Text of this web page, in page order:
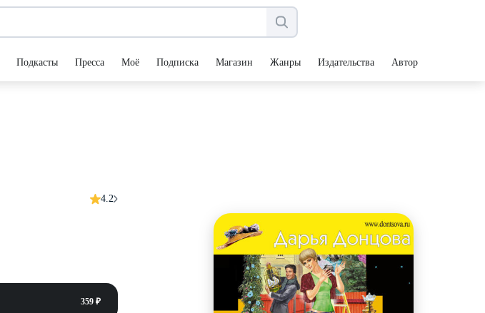
Подкасты Пресса Моё Подписка Магазин Жанры Издательства Авторы
4.2
359 ₽